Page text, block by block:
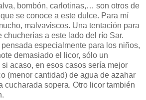
bombón, carlotinas,… son otros de
se conoce a este dulce. Para mí
malvaviscos. Una tentación para
chucherías a este lado del río Sar.
especialmente para los niños,
demasiado el licor, sólo un
acaso, en esos casos sería mejor
(menor cantidad) de agua de azahar
cucharada sopera. Otro licor también